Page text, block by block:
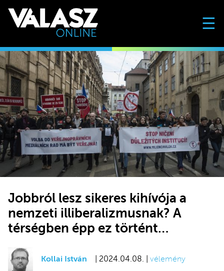
☰
Jobbról lesz sikeres kihívója a
nemzeti illiberalizmusnak? A
térségben épp ez történt…
Kollai István | 2024.04.08. | vélemény